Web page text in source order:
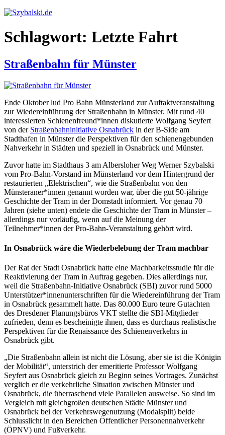
Schlagwort: Letzte Fahrt
Straßenbahn für Münster
Ende Oktober lud Pro Bahn Münsterland zur Auftaktveranstaltung
zur Wiedereinführung der Straßenbahn in Münster. Mit rund 40
interessierten Schienenfreund*innen diskutierte Wolfgang Seyfert
von der Straßenbahninitiative Osnabrück in der B-Side am
Stadthafen in Münster die Perspektiven für den schienengebunden
Nahverkehr in Städten und speziell in Osnabrück und Münster.
Zuvor hatte im Stadthaus 3 am Albersloher Weg Werner Szybalski
vom Pro-Bahn-Vorstand im Münsterland vor dem Hintergrund der
restaurierten „Elektrischen“, wie die Straßenbahn von den
Münsteraner*innen genannt worden war, über die gut 50-jährige
Geschichte der Tram in der Domstadt informiert. Vor genau 70
Jahren (siehe unten) endete die Geschichte der Tram in Münster –
allerdings nur vorläufig, wenn auf die Meinung der
Teilnehmer*innen der Pro-Bahn-Veranstaltung gehört wird.
In Osnabrück wäre die Wiederbelebung der Tram machbar
Der Rat der Stadt Osnabrück hatte eine Machbarkeitsstudie für die
Reaktivierung der Tram in Auftrag gegeben. Dies allerdings nur,
weil die Straßenbahn-Initiative Osnabrück (SBI) zuvor rund 5000
Unterstützer*innenunterschriften für die Wiedereinführung der Tram
in Osnabrück gesammelt hatte. Das 80.000 Euro teure Gutachten
des Dresdener Planungsbüros VKT stellte die SBI-Mitglieder
zufrieden, denn es bescheinigte ihnen, dass es durchaus realistische
Perspektiven für die Renaissance des Schienenverkehrs in
Osnabrück gibt.
„Die Straßenbahn allein ist nicht die Lösung, aber sie ist die Königin
der Mobilität“, unterstrich der emeritierte Professor Wolfgang
Seyfert aus Osnabrück gleich zu Beginn seines Vortrages. Zunächst
verglich er die verkehrliche Situation zwischen Münster und
Osnabrück, die überraschend viele Parallelen ausweise. So sind im
Vergleich mit gleichgroßen deutschen Städte Münster und
Osnabrück bei der Verkehrswegenutzung (Modalsplit) beide
Schlusslicht in den Bereichen Öffentlicher Personennahverkehr
(ÖPNV) und Fußverkehr.